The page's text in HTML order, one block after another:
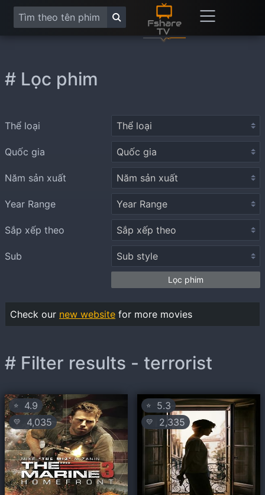
# Filter results - terrorist
⭐ 4.9
💛 4,035
⭐ 5.3
💛 2,335
# Lọc phim
Thể loại
Quốc gia
Năm sản xuất
Year Range
Sắp xếp theo
Sub
Lọc phim
Check our new website for more movies